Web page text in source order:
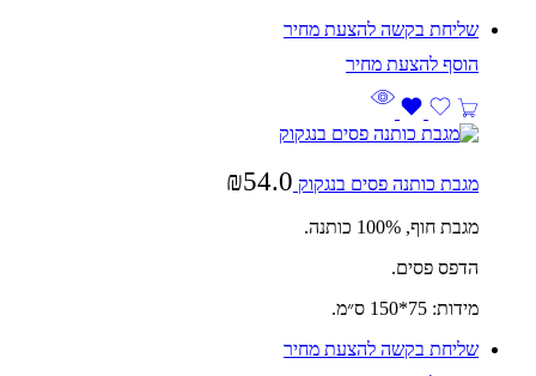
שליחת בקשה להצעת מחיר
מגבת כותנה פסים בנגקוק ₪54.0
מגבת חוף, 100% כותנה.
הדפס פסים.
מידות: 75*150 ס״מ.
שליחת בקשה להצעת מחיר